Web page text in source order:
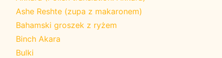
Ashe Reshte (zupa z makaronem)
Bahamski groszek z ryżem
Binch Akara
Bulki